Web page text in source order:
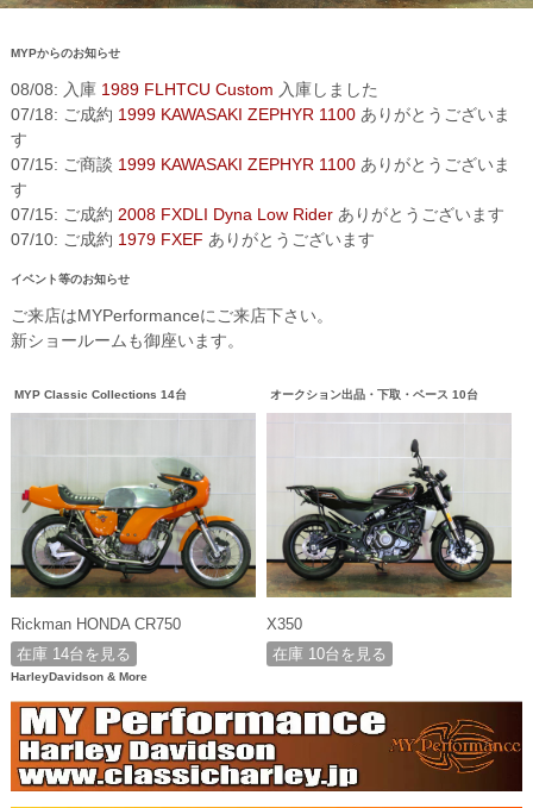
MYPからのお知らせ
08/08: 入庫 1989 FLHTCU Custom 入庫しました
07/18: ご成約 1999 KAWASAKI ZEPHYR 1100ありがとうございま
す
07/15: ご商談 1999 KAWASAKI ZEPHYR 1100ありがとうございま
す
07/15: ご成約 2008 FXDLI Dyna Low Riderありがとうございます
07/10: ご成約 1979 FXEF ありがとうございます
イベント等のお知らせ
ご来店はMYPerformanceにご来店下さい。
新ショールームも御座います。
MYP Classic Collections 14台
Rickman HONDA CR750
在庫 14台を見る
オークション出品・下取・ベース 10台
X350
在庫 10台を見る
HarleyDavidson & More